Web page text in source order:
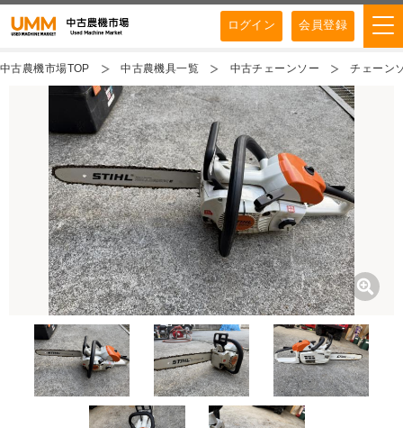
ログイン 会員登録
中古農機市場TOP 中古農機具一覧 中古チェーンソー チェーン